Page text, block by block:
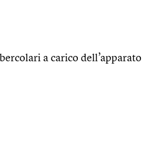
a carico dell’apparato